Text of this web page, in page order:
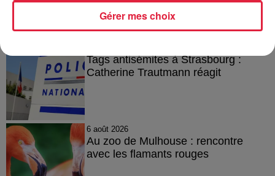
Tags antisémites à Strasbourg :
Catherine Trautmann réagit
6 août 2026
Au zoo de Mulhouse : rencontre
avec les flamants rouges
Gérer mes choix